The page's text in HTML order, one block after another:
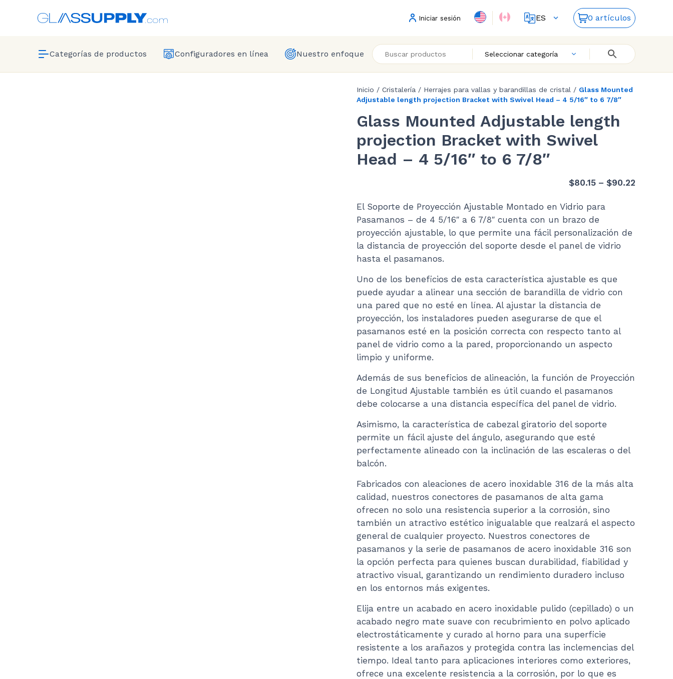
Iniciar sesión
ES
EN
0 artículos
Categorías de productos Configuradores en línea Nuestro enfoque Seleccionar categoría
Inicio / Cristalería / Herrajes para vallas y barandillas de cristal / Glass Mounted
Adjustable length projection Bracket with Swivel Head – 4 5/16″ to 6 7/8″
Glass Mounted Adjustable length
projection Bracket with Swivel
Head – 4 5/16″ to 6 7/8″
$80.15 – $90.22
El Soporte de Proyección Ajustable Montado en Vidrio para
Pasamanos – de 4 5/16″ a 6 7/8″ cuenta con un brazo de
proyección ajustable, lo que permite una fácil personalización de
la distancia de proyección del soporte desde el panel de vidrio
hasta el pasamanos.
Uno de los beneficios de esta característica ajustable es que
puede ayudar a alinear una sección de barandilla de vidrio con
una pared que no esté en línea. Al ajustar la distancia de
proyección, los instaladores pueden asegurarse de que el
pasamanos esté en la posición correcta con respecto tanto al
panel de vidrio como a la pared, proporcionando un aspecto
limpio y uniforme.
Además de sus beneficios de alineación, la función de Proyección
de Longitud Ajustable también es útil cuando el pasamanos
debe colocarse a una distancia específica del panel de vidrio.
Asimismo, la característica de cabezal giratorio del soporte
permite un fácil ajuste del ángulo, asegurando que esté
perfectamente alineado con la inclinación de las escaleras o del
balcón.
Fabricados con aleaciones de acero inoxidable 316 de la más alta
calidad, nuestros conectores de pasamanos de alta gama
ofrecen no solo una resistencia superior a la corrosión, sino
también un atractivo estético inigualable que realzará el aspecto
general de cualquier proyecto. Nuestros conectores de
pasamanos y la serie de pasamanos de acero inoxidable 316 son
la opción perfecta para quienes buscan durabilidad, fiabilidad y
atractivo visual, garantizando un rendimiento duradero incluso
en los entornos más exigentes.
Elija entre un acabado en acero inoxidable pulido (cepillado) o un
acabado negro mate suave con recubrimiento en polvo aplicado
electrostáticamente y curado al horno para una superficie
resistente a los arañazos y protegida contra las inclemencias del
tiempo. Ideal tanto para aplicaciones interiores como exteriores,
ofrece una excelente resistencia a la corrosión, por lo que es